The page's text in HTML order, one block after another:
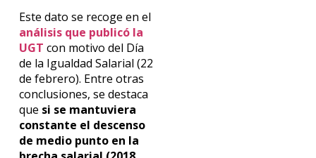
Este dato se recoge en el
análisis que publicó la
UGT con motivo del Día
de la Igualdad Salarial (22
de febrero). Entre otras
conclusiones, se destaca
que si se mantuviera
constante el descenso
de medio punto en la